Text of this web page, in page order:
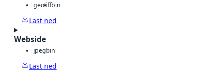
geotiffbin
Last ned
Webside
jpegbin
Last ned